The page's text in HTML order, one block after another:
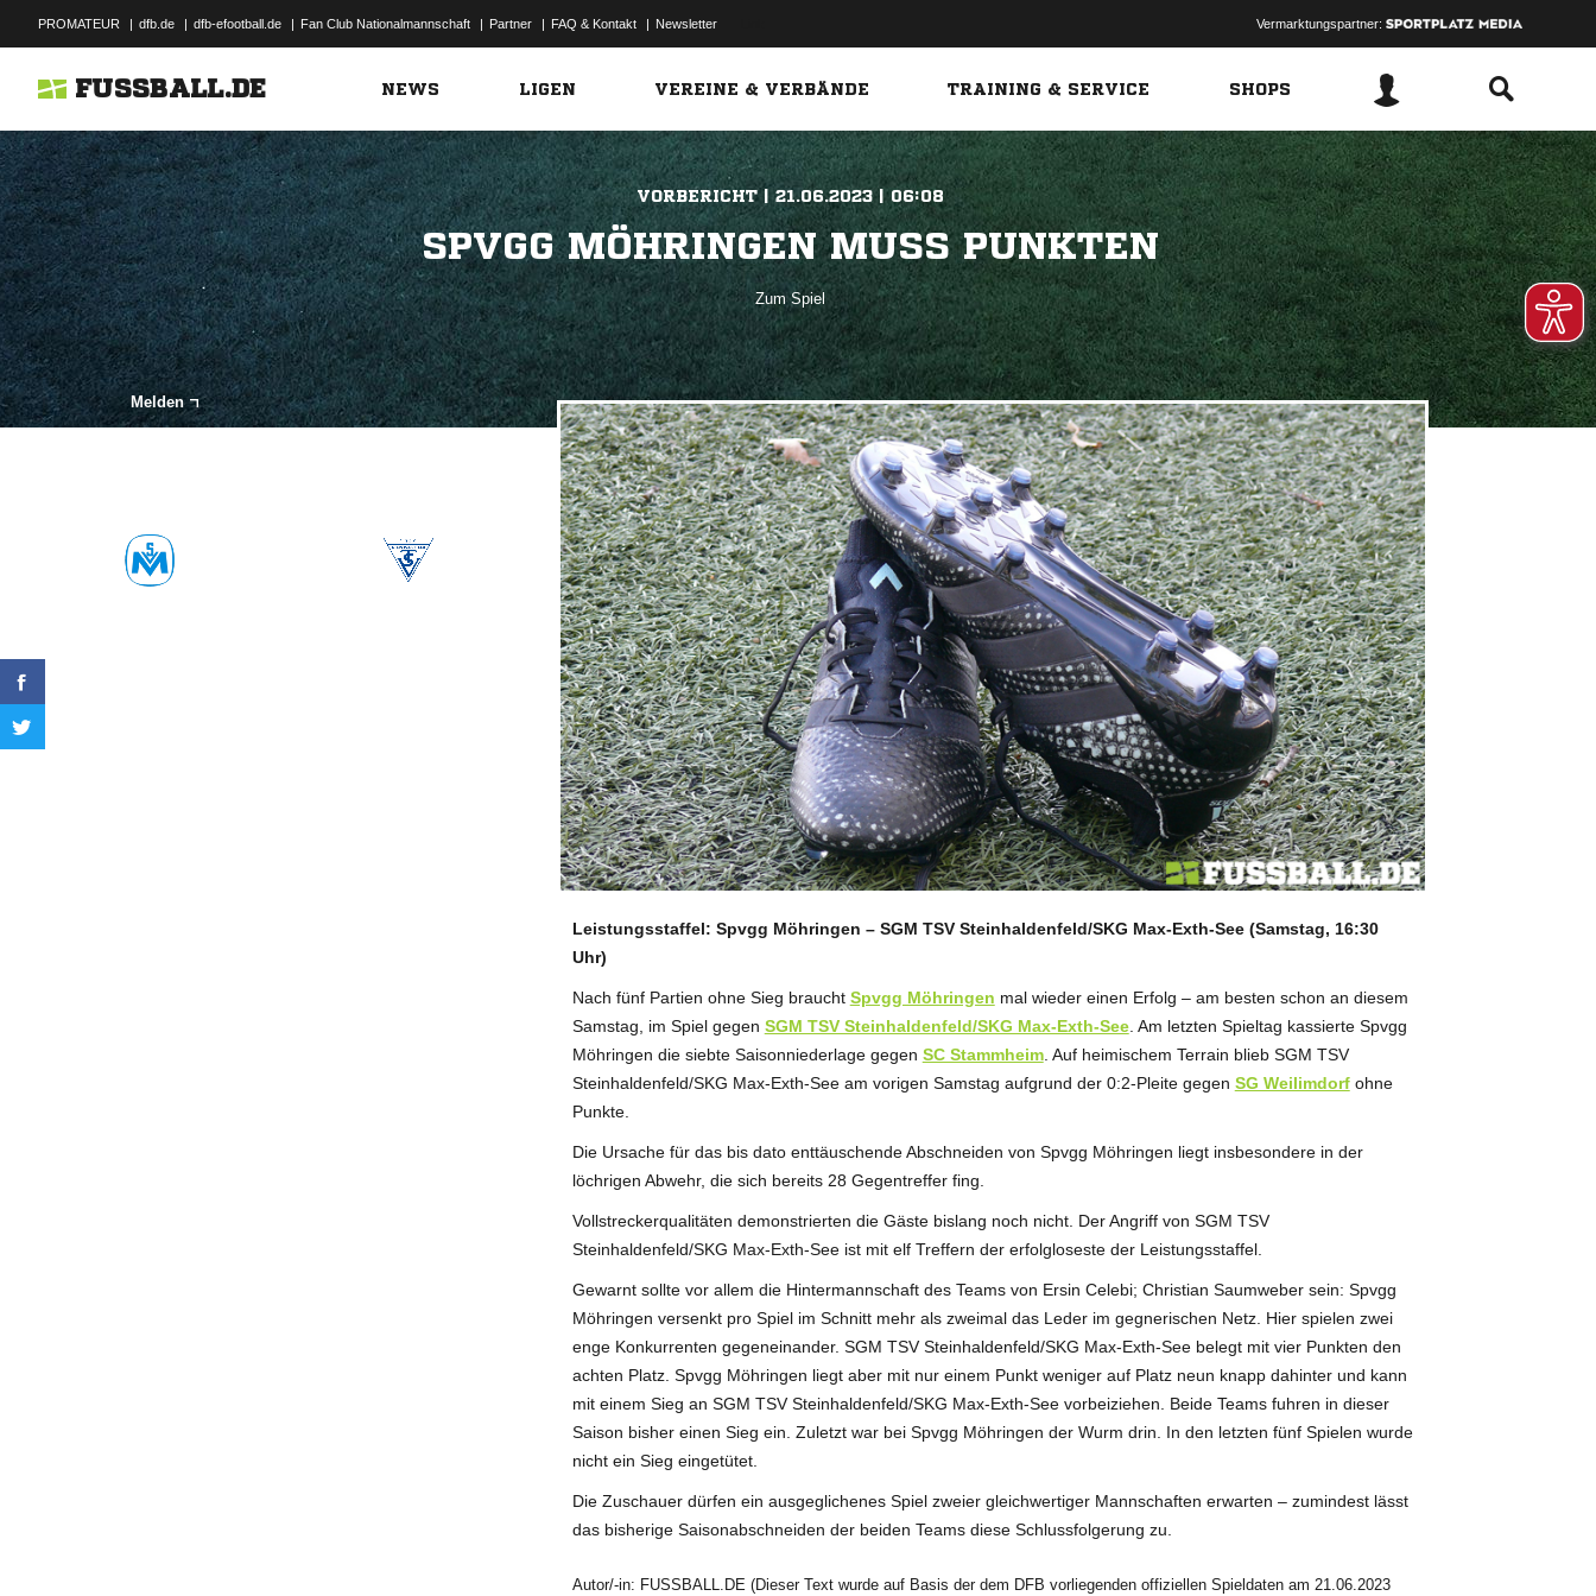
PROMATEUR | dfb.de | dfb-efootball.de | Fan Club Nationalmannschaft | Partner | FAQ & Kontakt | Newsletter Vermarktungspartner:
FUSSBALL.DE NEWS LIGEN VEREINE & VERBÄNDE TRAINING & SERVICE SHOPS
VORBERICHT | 21.06.2023 | 06:08
SPVGG MÖHRINGEN MUSS PUNKTEN
Zum Spiel
Melden
ANZEIGE
Leistungsstaffel: Spvgg Möhringen – SGM TSV Steinhaldenfeld/SKG Max-Exth-See (Samstag, 16:30
Uhr)
Nach fünf Partien ohne Sieg braucht Spvgg Möhringen mal wieder einen Erfolg – am besten schon an diesem
Samstag, im Spiel gegen SGM TSV Steinhaldenfeld/SKG Max-Exth-See. Am letzten Spieltag kassierte Spvgg
Möhringen die siebte Saisonniederlage gegen SC Stammheim. Auf heimischem Terrain blieb SGM TSV
Steinhaldenfeld/SKG Max-Exth-See am vorigen Samstag aufgrund der 0:2-Pleite gegen SG Weilimdorfohne
Punkte.
Die Ursache für das bis dato enttäuschende Abschneiden von Spvgg Möhringen liegt insbesondere in der
löchrigen Abwehr, die sich bereits 28 Gegentreffer fing.
Vollstreckerqualitäten demonstrierten die Gäste bislang noch nicht. Der Angriff von SGM TSV
Steinhaldenfeld/SKG Max-Exth-See ist mit elf Treffern der erfolgloseste der Leistungsstaffel.
Gewarnt sollte vor allem die Hintermannschaft des Teams von Ersin Celebi; Christian Saumweber sein: Spvgg
Möhringen versenkt pro Spiel im Schnitt mehr als zweimal das Leder im gegnerischen Netz. Hier spielen zwei
enge Konkurrenten gegeneinander. SGM TSV Steinhaldenfeld/SKG Max-Exth-See belegt mit vier Punkten den
achten Platz. Spvgg Möhringen liegt aber mit nur einem Punkt weniger auf Platz neun knapp dahinter und kann
mit einem Sieg an SGM TSV Steinhaldenfeld/SKG Max-Exth-See vorbeiziehen. Beide Teams fuhren in dieser
Saison bisher einen Sieg ein. Zuletzt war bei Spvgg Möhringen der Wurm drin. In den letzten fünf Spielen wurde
nicht ein Sieg eingetütet.
Die Zuschauer dürfen ein ausgeglichenes Spiel zweier gleichwertiger Mannschaften erwarten – zumindest lässt
das bisherige Saisonabschneiden der beiden Teams diese Schlussfolgerung zu.
Autor/-in: FUSSBALL.DE (Dieser Text wurde auf Basis der dem DFB vorliegenden offiziellen Spieldaten am 21.06.2023